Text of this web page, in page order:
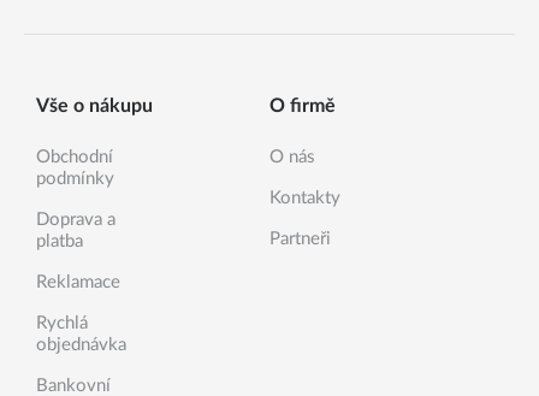
Vše o nákupu
Obchodní
podmínky
Doprava a
platba
Reklamace
Rychlá
objednávka
Bankovní
O firmě
O nás
Kontakty
Partneři